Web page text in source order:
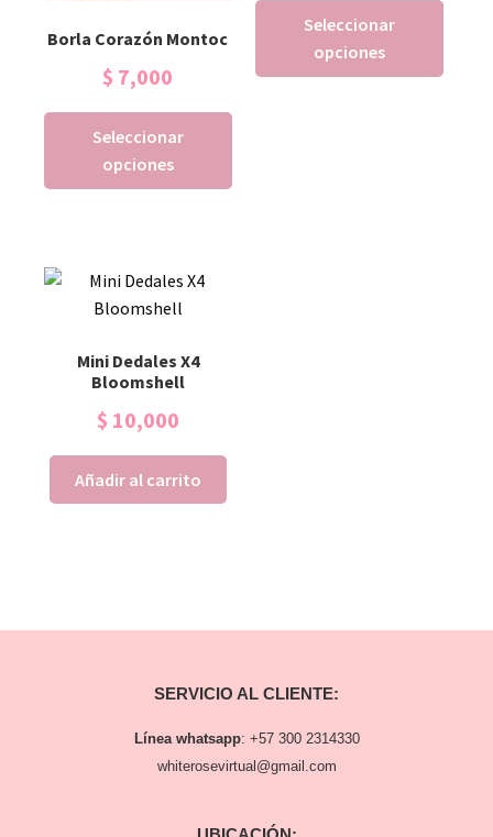
Borla Corazón Montoc
$ 7,000
Seleccionar
opciones
Seleccionar
opciones
Mini Dedales X4
Bloomshell
$ 10,000
Añadir al carrito
SERVICIO AL CLIENTE:
Línea whatsapp: +57 300 2314330
whiterosevirtual@gmail.com